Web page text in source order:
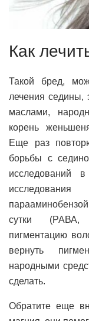
Как
Такой бред,
лечения седины,
маслами,
корень
Еще раз
борьбы с
исследований
сутки (РАВА,
пигментацию
вернуть
народными
сделать.
Обратите еще